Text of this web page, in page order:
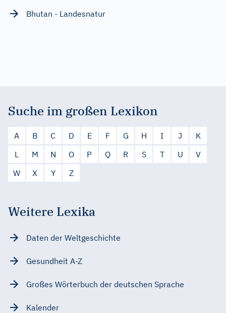
Bhutan - Landesnatur
Suche im großen Lexikon
A B C D E F G H I J
K
L
M N O P Q R S T U
V
W
X Y Z
Weitere Lexika
Daten der Weltgeschichte
Gesundheit A-Z
Großes Wörterbuch der deutschen Sprache
Kalender